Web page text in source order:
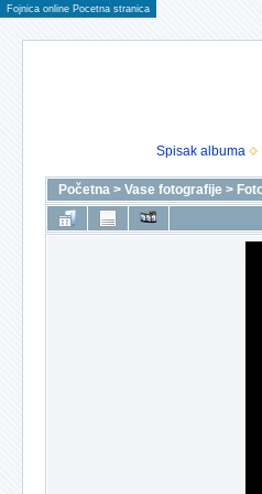
Fojnica online Pocetna stranica
Spisak albuma
Početna > Vase fotografije >